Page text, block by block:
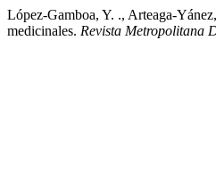
López-Gamboa, Y. ., Arteaga-
medicinales. Revista Metropolitana